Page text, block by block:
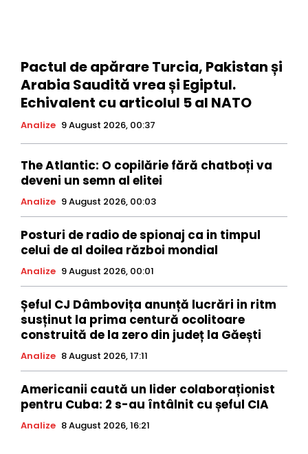
Pactul de apărare Turcia, Pakistan și
Arabia Saudită vrea și Egiptul.
Echivalent cu articolul 5 al NATO
Analize 9 August 2026, 00:37
The Atlantic: O copilărie fără chatboți va
deveni un semn al elitei
Analize 9 August 2026, 00:03
Posturi de radio de spionaj ca in timpul
celui de al doilea război mondial
Analize 9 August 2026, 00:01
Șeful CJ Dâmbovița anunță lucrări in ritm
susținut la prima centură ocolitoare
construită de la zero din județ la Găești
Analize 8 August 2026, 17:11
Americanii caută un lider colaboraționist
pentru Cuba: 2 s-au întâlnit cu șeful CIA
Analize 8 August 2026, 16:21